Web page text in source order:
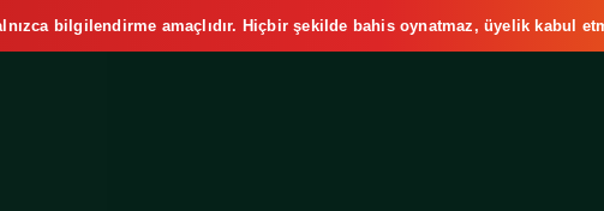
bilgilendirme amaçlıdır. Hiçbir şekilde bahis oynatmaz, üyelik kabul